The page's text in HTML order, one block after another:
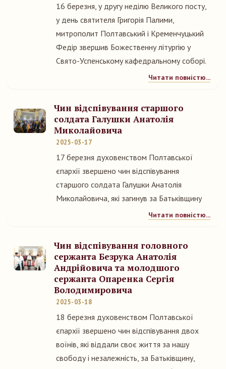
16 березня, у другу неділю Великого посту,
у день святителя Григорія Палими,
митрополит Полтавський і Кременчуцький
Федір звершив Божественну літургію у
Свято-Успенському кафедральному соборі.
Читати повністю...
Чин відспівування старшого
солдата Галушки Анатолія
Миколайовича
2025-03-17
17 березня духовенством Полтавської
єпархії звершено чин відспівування
старшого солдата Галушки Анатолія
Миколайовича, які загинув за Батьківщину
Читати повністю...
Чин відспівування головного
сержанта Безрука Анатолія
Андрійовича та молодшого
сержанта Опаренка Сергія
Володимировича
2025-03-18
18 березня духовенством Полтавської
єпархії звершено чин відспівування двох
воїнів, які віддали своє життя за нашу
свободу і незалежність, за Батьківщину,